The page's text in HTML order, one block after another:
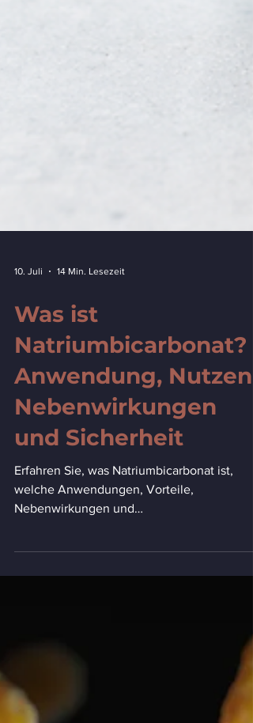
10. Juli 14 Min. Lesezeit
Was ist
Natriumbicarbonat?
Anwendung, Nutzen,
Nebenwirkungen
und Sicherheit
Erfahren Sie, was Natriumbicarbonat ist,